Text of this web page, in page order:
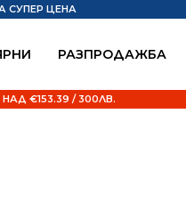
РАЗПРОДАЖБА
СУПЕР ЦЕНА
€153.39 / 300ЛВ.